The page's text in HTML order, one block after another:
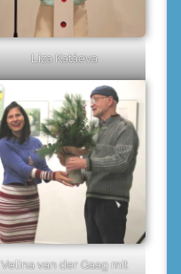
Liza Katáeva
Velina van der Gaag mit